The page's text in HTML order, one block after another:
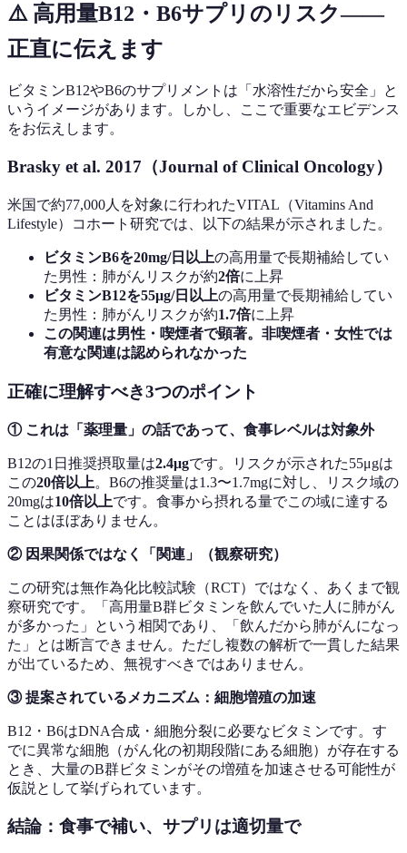
⚠️ 高用量B12・B6サプリのリスク——
正直に伝えます
ビタミンB12やB6のサプリメントは「水溶性だから安全」と
いうイメージがあります。しかし、ここで重要なエビデンス
をお伝えします。
Brasky et al. 2017（Journal of Clinical Oncology）
米国で約77,000人を対象に行われたVITAL（Vitamins And
Lifestyle）コホート研究では、以下の結果が示されました。
ビタミンB6を20mg/日以上の高用量で長期補給してい
た男性：肺がんリスクが約2倍に上昇
ビタミンB12を55μg/日以上の高用量で長期補給してい
た男性：肺がんリスクが約1.7倍に上昇
この関連は男性・喫煙者で顕著。非喫煙者・女性では
有意な関連は認められなかった
正確に理解すべき3つのポイント
① これは「薬理量」の話であって、食事レベルは対象外
B12の1日推奨摂取量は2.4μgです。リスクが示された55μgは
この20倍以上。B6の推奨量は1.3〜1.7mgに対し、リスク域の
20mgは10倍以上です。食事から摂れる量でこの域に達する
ことはほぼありません。
② 因果関係ではなく「関連」（観察研究）
この研究は無作為化比較試験（RCT）ではなく、あくまで観
察研究です。「高用量B群ビタミンを飲んでいた人に肺がん
が多かった」という相関であり、「飲んだから肺がんになっ
た」とは断言できません。ただし複数の解析で一貫した結果
が出ているため、無視すべきではありません。
③ 提案されているメカニズム：細胞増殖の加速
B12・B6はDNA合成・細胞分裂に必要なビタミンです。す
でに異常な細胞（がん化の初期段階にある細胞）が存在する
とき、大量のB群ビタミンがその増殖を加速させる可能性が
仮説として挙げられています。
結論：食事で補い、サプリは適切量で